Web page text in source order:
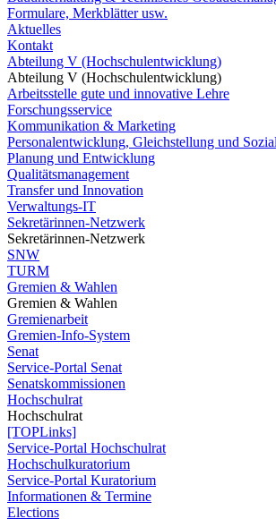
Formulare, Merkblätter usw.
Aktuelles
Kontakt
Abteilung V (Hochschulentwicklung)
Abteilung V (Hochschulentwicklung)
Arbeitsstelle gute und innovative Lehre
Forschungsservice
Kommunikation & Marketing
Personalentwicklung, Gleichstellung und
Planung und Entwicklung
Qualitätsmanagement
Transfer und Innovation
Verwaltungs-IT
Sekretärinnen-Netzwerk
Sekretärinnen-Netzwerk
SNW
TURM
Gremien & Wahlen
Gremien & Wahlen
Gremienarbeit
Gremien-Info-System
Senat
Service-Portal Senat
Senatskommissionen
Hochschulrat
Hochschulrat
[TOPLinks]
Service-Portal Hochschulrat
Hochschulkuratorium
Service-Portal Kuratorium
Informationen & Termine
Elections